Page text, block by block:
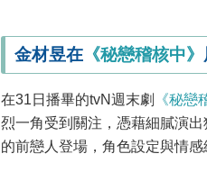
金材昱在 《秘戀稽核中》
在31日播畢的tvN週末劇 《秘戀
烈一角受到關注，憑藉細膩演
的前戀人登場，角色設定與情感